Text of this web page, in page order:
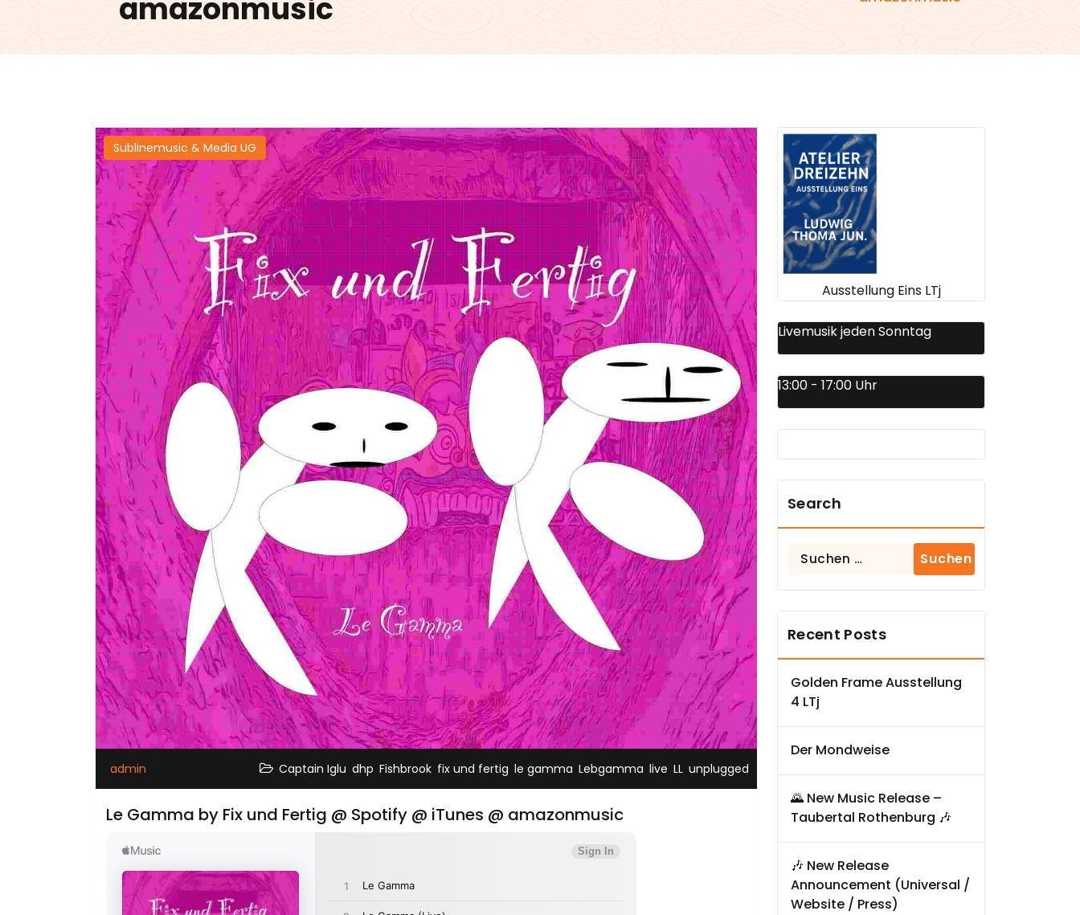
amazonmusic
Sublinemusic & Media UG
admin Captain Iglu dhp Fishbrook fix und fertig le gamma Lebgamma live LL unplugged
Le Gamma by Fix und Fertig @ Spotify @ iTunes @ amazonmusic
Ausstellung Eins LTj
Livemusik jeden Sonntag
13:00 - 17:00 Uhr
Search
Suchen
Recent Posts
Golden Frame Ausstellung
4 LTj
Der Mondweise
🌄 New Music Release –
Taubertal Rothenburg 🎶
🎶 New Release
Announcement (Universal /
Website / Press)